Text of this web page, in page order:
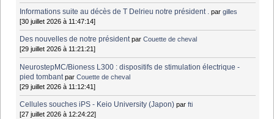
Informations suite au décès de T Delrieu notre président . pargilles
[30 juillet 2026 à 11:47:14]
Des nouvelles de notre président parCouette de cheval
[29 juillet 2026 à 11:21:21]
NeurostepMC/Bioness L300 : dispositifs de stimulation électrique -
pied tombant parCouette de cheval
[29 juillet 2026 à 11:12:41]
Cellules souches iPS - Keio University (Japon) parfti
[27 juillet 2026 à 12:24:22]